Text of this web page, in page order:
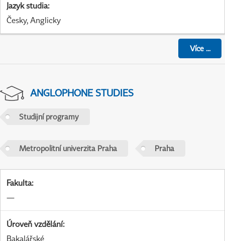
Jazyk studia:
Česky, Anglicky
Více...
ANGLOPHONE STUDIES
Studijní programy
Metropolitní univerzita Praha Praha
Fakulta:
—
Úroveň vzdělání:
Bakalářské